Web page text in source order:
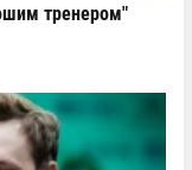
тренером"